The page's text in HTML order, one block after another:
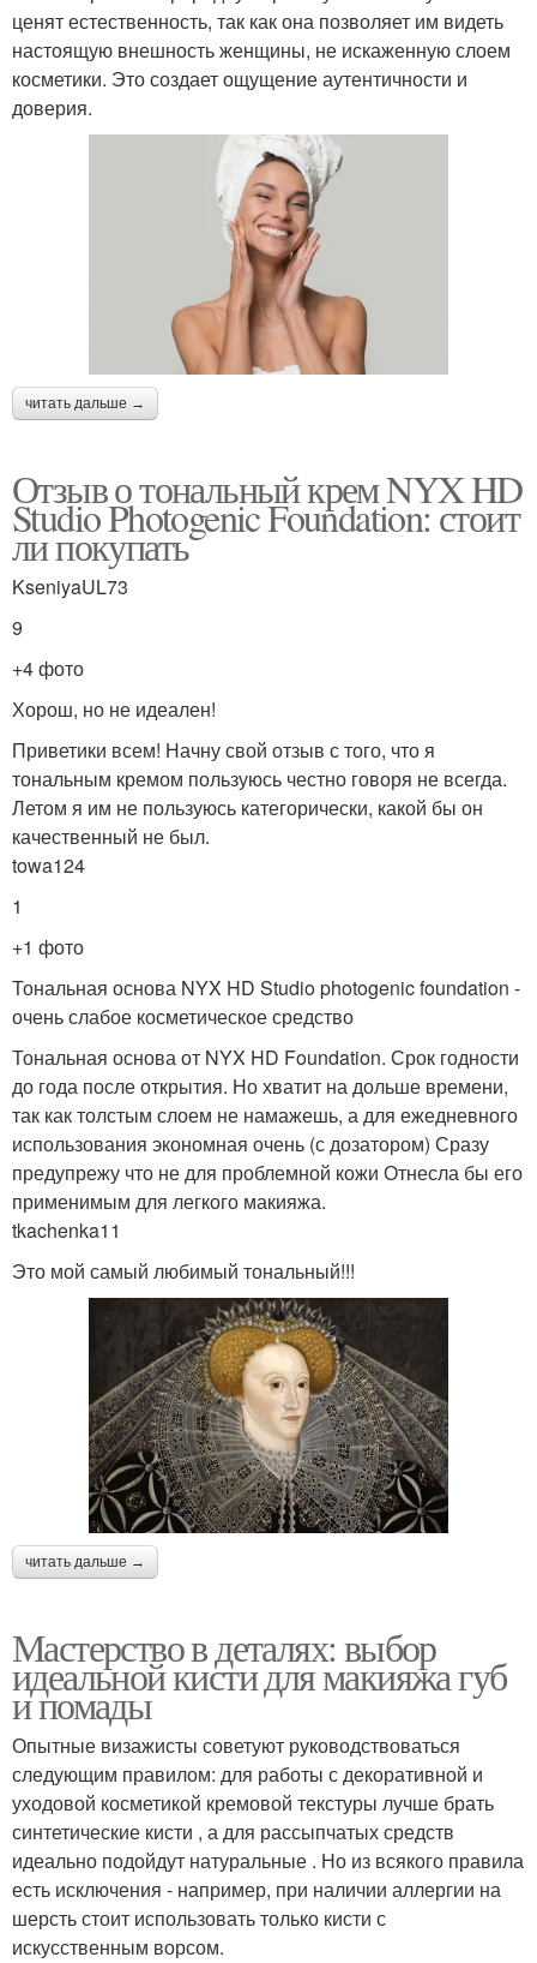
ценят естественность, так как она позволяет им видеть
настоящую внешность женщины, не искаженную слоем
косметики. Это создает ощущение аутентичности и
доверия.
читать дальше →
Отзыв о тональный крем NYX HD
Studio Photogenic Foundation: стоит
ли покупать
KseniyaUL73
9
+4 фото
Хорош, но не идеален!
Приветики всем! Начну свой отзыв с того, что я
тональным кремом пользуюсь честно говоря не всегда.
Летом я им не пользуюсь категорически, какой бы он
качественный не был.
towa124
1
+1 фото
Тональная основа NYX HD Studio photogenic foundation -
очень слабое косметическое средство
Тональная основа от NYX HD Foundation. Срок годности
до года после открытия. Но хватит на дольше времени,
так как толстым слоем не намажешь, а для ежедневного
использования экономная очень (с дозатором) Сразу
предупрежу что не для проблемной кожи Отнесла бы его
применимым для легкого макияжа.
tkachenka11
Это мой самый любимый тональный!!!
читать дальше →
Мастерство в деталях: выбор
идеальной кисти для макияжа губ
и помады
Опытные визажисты советуют руководствоваться
следующим правилом: для работы с декоративной и
уходовой косметикой кремовой текстуры лучше брать
синтетические кисти , а для рассыпчатых средств
идеально подойдут натуральные . Но из всякого правила
есть исключения - например, при наличии аллергии на
шерсть стоит использовать только кисти с
искусственным ворсом.